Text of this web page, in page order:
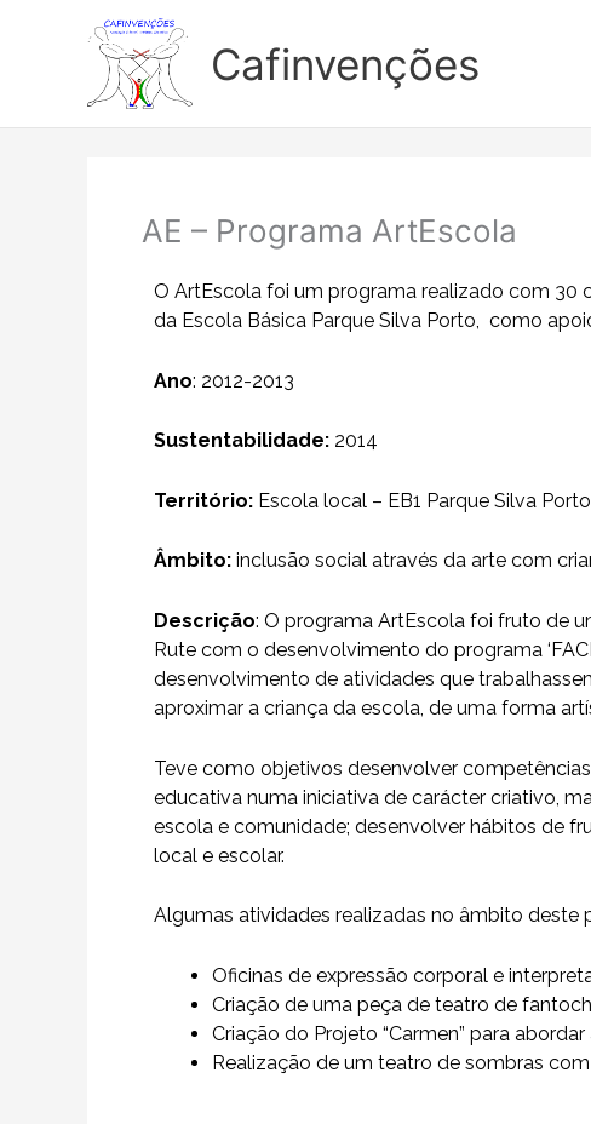
Cafinvenções
AE – Programa ArtEscola
O ArtEscola foi um programa realizado com 30
da Escola Básica Parque Silva Porto, como
Ano: 2012-2013
Sustentabilidade: 2014
Território: Escola local – EB1 Parque Silva
Âmbito: inclusão social através da arte com
Descrição: O programa ArtEscola foi fruto de
Rute com o desenvolvimento do programa
desenvolvimento de atividades que
aproximar a criança da escola, de uma forma
Teve como objetivos desenvolver
educativa numa iniciativa de carácter criativo,
escola e comunidade; desenvolver hábitos de
local e escolar.
Algumas atividades realizadas no âmbito deste
Oficinas de expressão corporal e
Criação de uma peça de teatro de
Criação do Projeto “Carmen” para
Realização de um teatro de sombras